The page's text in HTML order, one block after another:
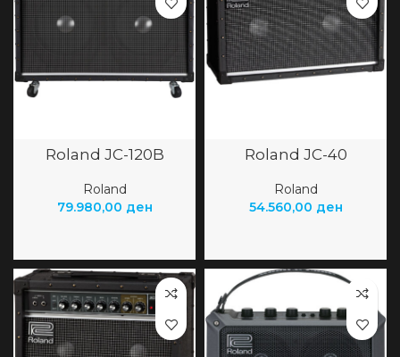
Roland JC-120B
Roland
79.980,00 ден
Roland JC-40
Roland
54.560,00 ден